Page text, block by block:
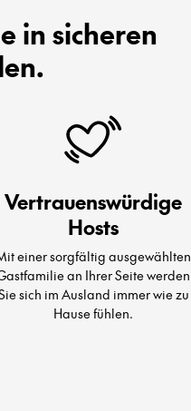
in sicheren
Vertrauenswürdige
Hosts
einer sorgfältig ausgewählten
an Ihrer Seite werden
sich im Ausland immer wie zu
Hause fühlen.